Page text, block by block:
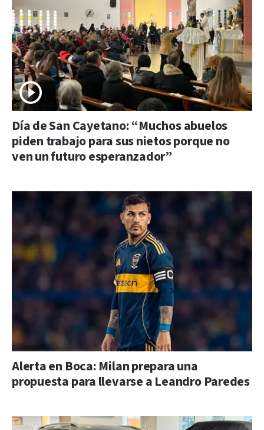
Día de San Cayetano: “Muchos abuelos
piden trabajo para sus nietos porque no
ven un futuro esperanzador”
Alerta en Boca: Milan prepara una
propuesta para llevarse a Leandro Paredes